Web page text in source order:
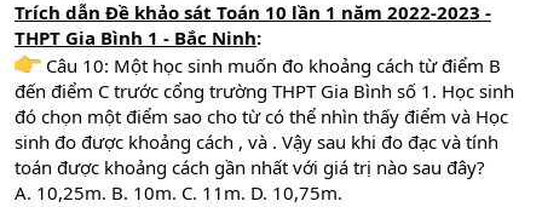
Trích dẫn Đề khảo sát Toán 10 lần 1 năm 2022-2023 -
THPT Gia Bình 1 - Bắc Ninh:
Câu 10: Một học sinh muốn đo khoảng cách từ điểm B
đến điểm C trước cổng trường THPT Gia Bình số 1. Học sinh
đó chọn một điểm sao cho từ có thể nhìn thấy điểm và Học
sinh đo được khoảng cách , và . Vậy sau khi đo đạc và tính
toán được khoảng cách gần nhất với giá trị nào sau đây?
A. 10,25m. B. 10m. C. 11m. D. 10,75m.